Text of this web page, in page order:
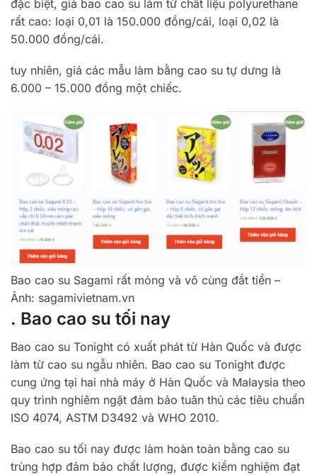
đặc biệt, giá bao cao su làm từ chất liệu polyurethane
rất cao: loại 0,01 là 150.000 đồng/cái, loại 0,02 là
50.000 đồng/cái.
tuy nhiên, giá các mẫu làm bằng cao su tự dưng là
6.000 – 15.000 đồng một chiếc.
Bao cao su Sagami rất mỏng và vô cùng đắt tiền –
Ảnh: sagamivietnam.vn
. Bao cao su tối nay
Bao cao su Tonight có xuất phát từ Hàn Quốc và được
làm từ cao su ngẫu nhiên. Bao cao su Tonight được
cung ứng tại hai nhà máy ở Hàn Quốc và Malaysia theo
quy trình nghiêm ngặt đảm bảo tuân thủ các tiêu chuẩn
ISO 4074, ASTM D3492 và WHO 2010.
Bao cao su tối nay được làm hoàn toàn bằng cao su
trùng hợp đảm bảo chất lượng, được kiểm nghiệm đạt